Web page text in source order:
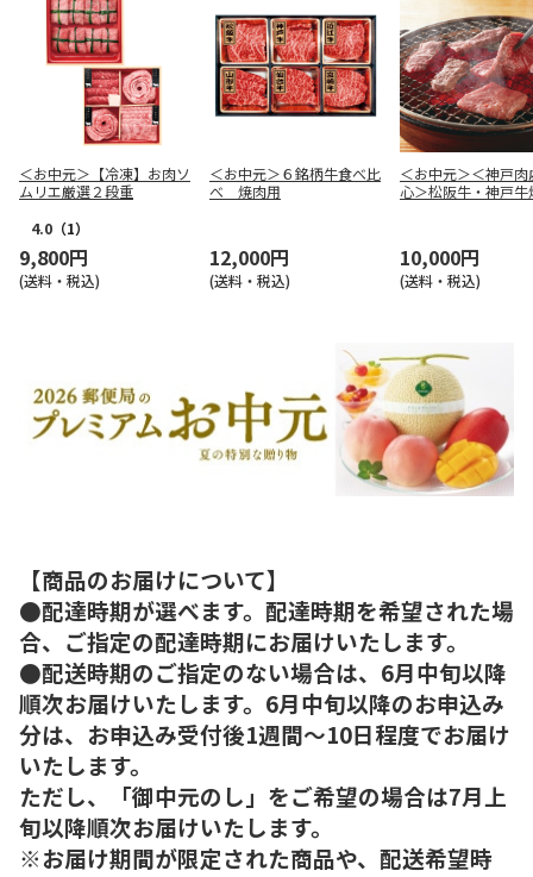
＜お中元＞【冷凍】お肉ソ
ムリエ厳選２段重
4.0 （1）
9,800円
(送料・税込)
＜お中元＞６銘柄牛食べ比
べ 焼肉用
12,000円
(送料・税込)
＜お中元＞＜神戸
心＞松阪牛・神戸牛
10,000円
(送料・税込)
【商品のお届けについて】
●配達時期が選べます。配達時期を希望された場
合、ご指定の配達時期にお届けいたします。
●配送時期のご指定のない場合は、6月中旬以降
順次お届けいたします。6月中旬以降のお申込み
分は、お申込み受付後1週間～10日程度でお届け
いたします。
ただし、「御中元のし」をご希望の場合は7月上
旬以降順次お届けいたします。
※お届け期間が限定された商品や、配送希望時